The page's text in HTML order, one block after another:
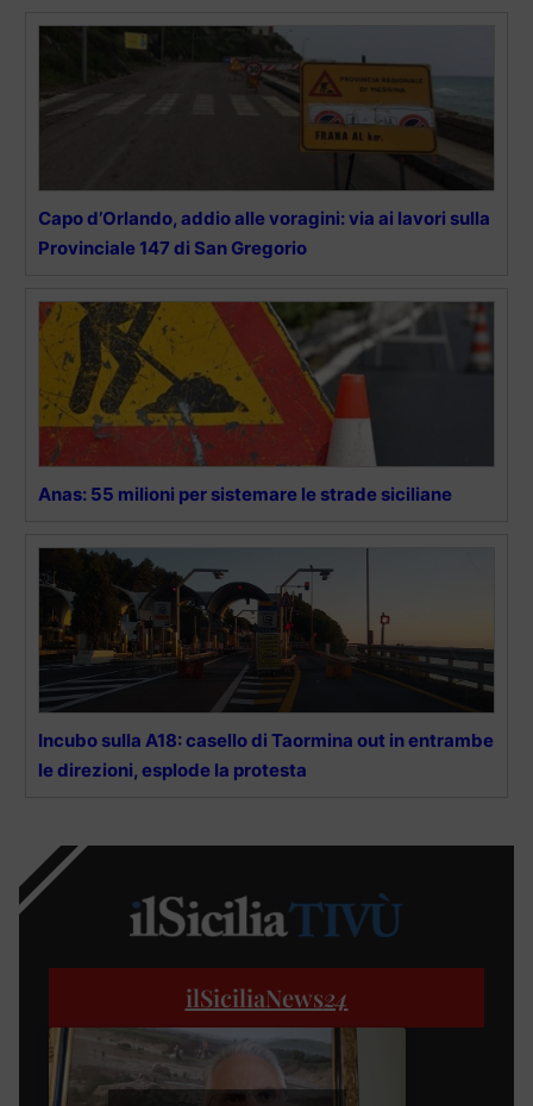
Capo d’Orlando, addio alle voragini: via ai lavori sulla
Provinciale 147 di San Gregorio
Anas: 55 milioni per sistemare le strade siciliane
Incubo sulla A18: casello di Taormina out in entrambe
le direzioni, esplode la protesta
ilSiciliaNews24